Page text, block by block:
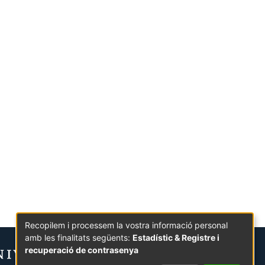
Recopilem i processem la vostra informació personal
amb les finalitats següents: Estadístic & Registre i
recuperació de contrasenya